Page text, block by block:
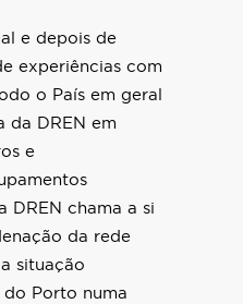
e depois de
experiências com
o País em geral
da DREN em
e
DREN chama a si
da rede
situação
Porto numa